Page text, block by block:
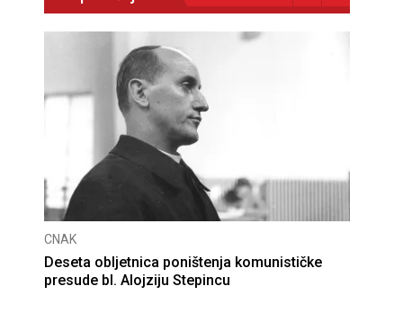
CNAK
Deseta obljetnica poništenja komunističke
presude bl. Alojziju Stepincu